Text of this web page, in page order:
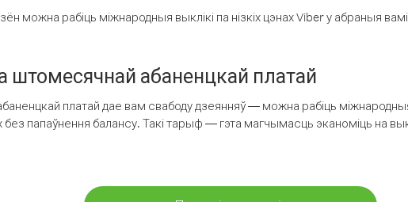
можна рабіць міжнародныя выклікі па нізкіх цэнах Viber у абраныя
абаненцкай платай
платай дае вам свабоду дзеянняў — можна рабіць
без папаўнення балансу. Такі тарыф — гэта магчымасць эканоміць на